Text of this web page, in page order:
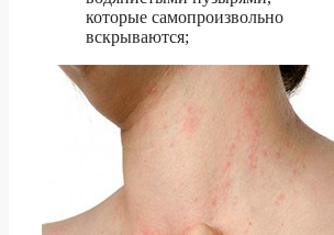
которые самопроизвольно
вскрываются;